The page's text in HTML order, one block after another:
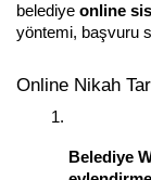
belediye online
yöntemi, başvuru
Online Nikah
Belediye